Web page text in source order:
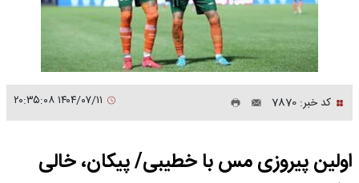
کد خبر: 7870
اولین پیروزی مس با خطیبی/ پیکان، خالی